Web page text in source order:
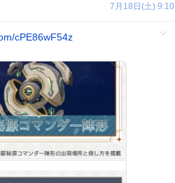
7月18日(土) 9:10
cPE86wF54z